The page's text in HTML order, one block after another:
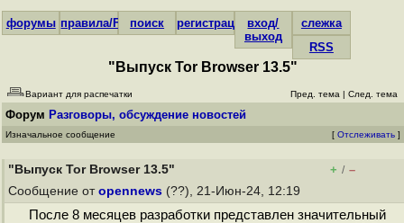
форумы правила/FAQпоиск регистрациявход/
выход
слежка
RSS
"Выпуск Tor Browser 13.5"
Вариант для распечатки Пред. тема | След. тема
Форум Разговоры, обсуждение новостей
Изначальное сообщение [ Отслеживать ]
"Выпуск Tor Browser 13.5" + / –
Сообщение от opennews (??), 21-Июн-24, 12:19
После 8 месяцев разработки представлен значительный